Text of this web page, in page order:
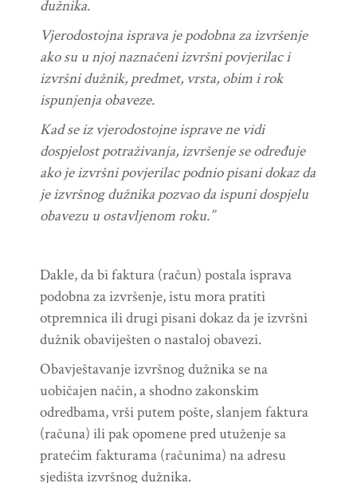
dužnika.
Vjerodostojnaisprava jepodobnazaizvršenje
akosu unjojnaznačeniizvršnipovjerilaci
izvršnidužnik, predmet, vrsta, obimirok
ispunjenja obaveze.
Kadseiz vjerodostojneispravene vidi
dospjelostpotraživanja,izvršenjeseodređuje
akojeizvršnipovjerilacpodniopisanidokazda
jeizvršnogdužnika pozvaodaispunidospjelu
obavezu u ostavljenom roku.’’
Dakle, da bi faktura (račun) postala isprava
podobna za izvršenje, istu mora pratiti
otpremnica ili drugi pisani dokaz da je izvršni
dužnik obaviješten o nastaloj obavezi.
Obavještavanje izvršnog dužnika se na
uobičajen način, a shodno zakonskim
odredbama, vrši putem pošte, slanjem faktura
(računa) ili pak opomene pred utuženje sa
pratećim fakturama (računima) na adresu
sjedišta izvršnog dužnika.